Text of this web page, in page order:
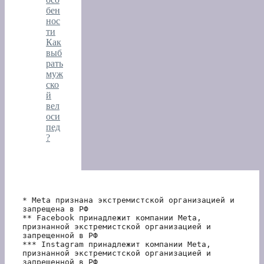
бен
нос
ти
Как
выб
рать
муж
ско
й
вел
оси
пед
?
* Meta признана экстремистской организацией и
запрещена в РФ
** Facebook принадлежит компании Meta,
признанной экстремистской организацией и
запрещенной в РФ
*** Instagram принадлежит компании Meta,
признанной экстремистской организацией и
запрещенной в РФ